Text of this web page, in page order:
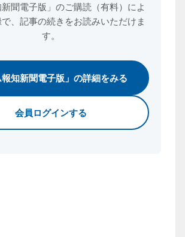
新聞電子版」のご購読（有料）によ
、 記事の続きをお読みいただけま
す。
報知新聞電子版」の詳細をみる
会員ログインする